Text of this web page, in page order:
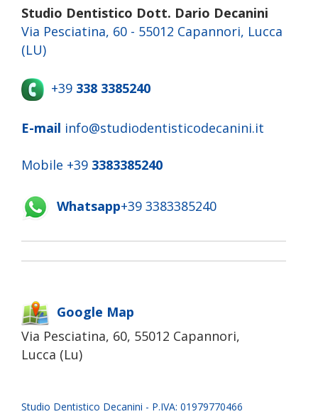
Studio Dentistico Dott. Dario Decanini
Via Pesciatina, 60 - 55012 Capannori, Lucca
(LU)
+39 338 3385240
E-mail info@studiodentisticodecanini.it
Mobile +39 3383385240
Whatsapp+39 3383385240
Google Map
Via Pesciatina, 60, 55012 Capannori,
Lucca (Lu)
Studio Dentistico Decanini - P.IVA: 01979770466